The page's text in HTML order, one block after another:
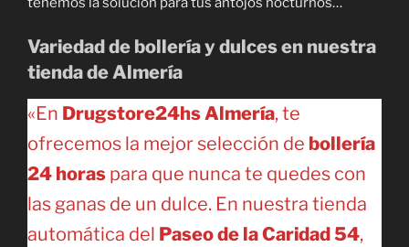
Variedad de bollería y dulces en nuestra
tienda de Almería
«En Drugstore24hs Almería, te
ofrecemos la mejor selección de bollería
24 horas para que nunca te quedes con
las ganas de un dulce. En nuestra tienda
automática del Paseo de la Caridad 54,